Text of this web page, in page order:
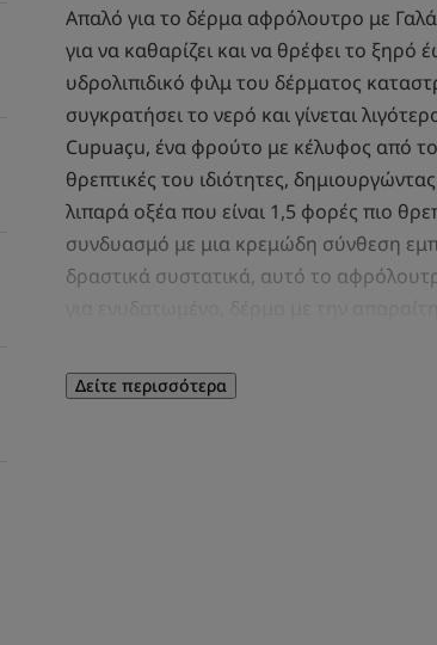
Απαλό για το δέρμα αφρόλουτρο με
για να καθαρίζει και να θρέφει το
υδρολιπιδικό φιλμ του δέρματος
συγκρατήσει το νερό και γίνεται
Cupuaçu, ένα φρούτο με κέλυφος από
θρεπτικές του ιδιότητες,
λιπαρά οξέα που είναι 1,5 φορές πιο
συνδυασμό με μια κρεμώδη σύνθεση
δραστικά συστατικά, αυτό το
Πλεονέκτημα
Δείτε περισσότερα